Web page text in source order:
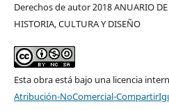
Derechos de autor 2018 ANUARIO DE
HISTORIA, CULTURA Y DISEÑO
Esta obra está bajo una licencia
Atribución-NoComercial-